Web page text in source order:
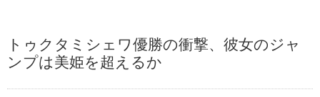
トゥクタミシェワ優勝の衝撃、彼女のジャ
ンプは美姫を超えるか